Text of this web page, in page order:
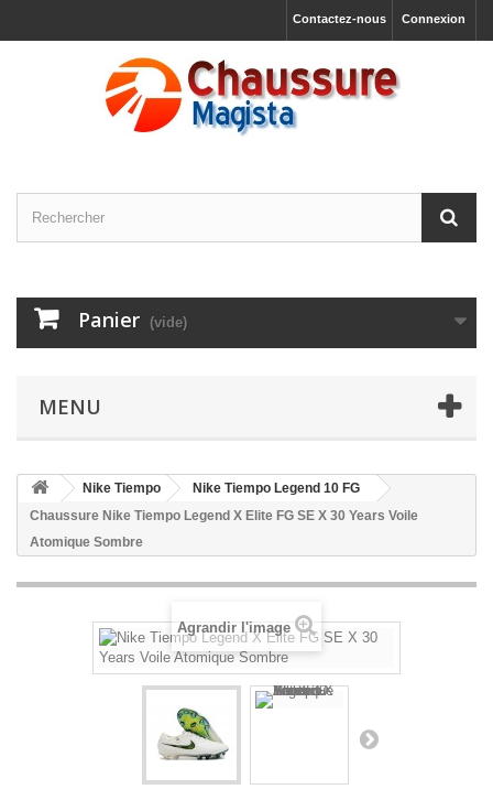
Connexion
Contactez-nous
Panier (vide)
MENU
Nike Tiempo
Nike Tiempo Legend 10 FG
Chaussure Nike Tiempo Legend X Elite FG SE X 30 Years Voile
Atomique Sombre
Agrandir l'image